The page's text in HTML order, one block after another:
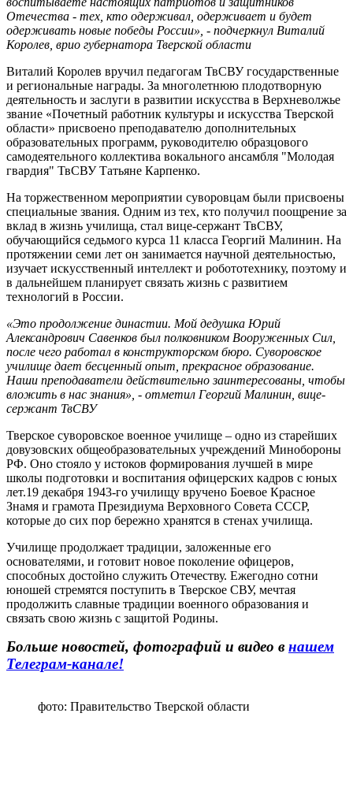
Отечества - тех, кто одерживал, одерживает и будет
одерживать новые победы России», - подчеркнул Виталий
Королев, врио губернатора Тверской области
Виталий Королев вручил педагогам ТвСВУ государственные
и региональные награды. ​За многолетнюю плодотворную
деятельность и заслуги в развитии искусства в Верхневолжье
звание «Почетный работник культуры и искусства Тверской
области» присвоено преподавателю дополнительных
образовательных программ, руководителю образцового
самодеятельного коллектива вокального ансамбля "Молодая
гвардия" ТвСВУ Татьяне Карпенко.
​На торжественном мероприятии суворовцам были присвоены
специальные звания. Одним из тех, кто получил поощрение за
вклад в жизнь училища, стал вице-сержант ТвСВУ,
обучающийся седьмого курса 11 класса Георгий Малинин. На
протяжении семи лет он занимается научной деятельностью,
изучает искусственный интеллект и робототехнику, поэтому и
в дальнейшем планирует связать жизнь с развитием
технологий в России.
«Это продолжение династии. Мой дедушка Юрий
Александрович Савенков был полковником Вооруженных Сил,
после чего работал в конструкторском бюро. Суворовское
училище дает бесценный опыт, прекрасное образование.
Наши преподаватели действительно заинтересованы, чтобы
вложить в нас знания», - отметил Георгий Малинин, вице-
сержант ТвСВУ
​​Тверское суворовское военное училище – одно из старейших
довузовских общеобразовательных учреждений Минобороны
РФ. Оно стояло у истоков формирования лучшей в мире
школы подготовки и воспитания офицерских кадров с юных
лет.19 декабря 1943-го училищу вручено Боевое Красное
Знамя и грамота Президиума Верховного Совета СССР,
которые до сих пор бережно хранятся в стенах училища.​
Училище продолжает традиции, заложенные его
основателями, и готовит новое поколение офицеров,
способных достойно служить Отечеству. Ежегодно сотни
юношей стремятся поступить в Тверское СВУ, мечтая
продолжить славные традиции военного образования и
связать свою жизнь с защитой Родины.
Больше новостей, фотографий и видео в нашем
Телеграм-канале!
фото: Правительство Тверской области